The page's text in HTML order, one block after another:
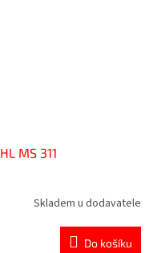
MS 311
Skladem u dodavatele
Do košíku